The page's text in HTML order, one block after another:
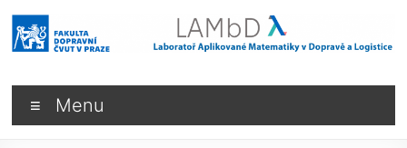
content
LAMbDΛ
–
Menu